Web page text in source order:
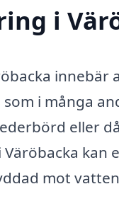
i
innebär
som i många
eller
kan
mot